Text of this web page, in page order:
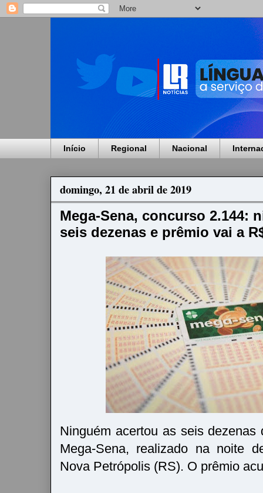
Início Regional Nacional
domingo, 21 de abril de 2019
Mega-Sena, concurso 2.144:
seis dezenas e prêmio vai a
Ninguém acertou as seis dezenas
Mega-Sena, realizado na noite
Nova Petrópolis (RS). O prêmio